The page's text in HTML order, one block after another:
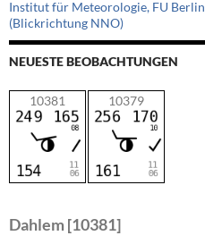
Institut für Meteorologie, FU Berlin
(Blickrichtung NNO)
NEUESTE BEOBACHTUNGEN
10381 10379
Dahlem [10381]